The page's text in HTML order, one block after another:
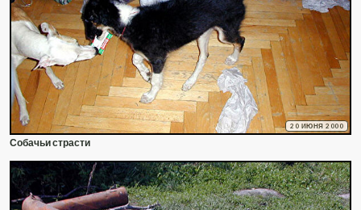
20 ИЮНЯ 2000
Собачьи страсти